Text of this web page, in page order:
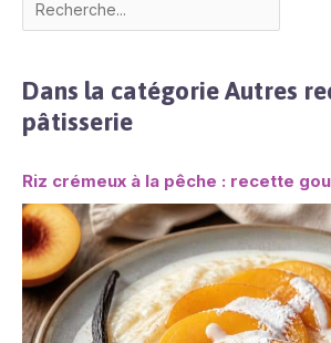
Dans la catégorie Autres
pâtisserie
Riz crémeux à la pêche : recette